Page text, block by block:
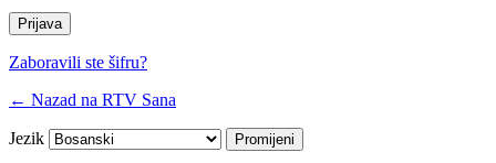
Zaboravili ste šifru?
← Nazad na RTV Sana
Jezik